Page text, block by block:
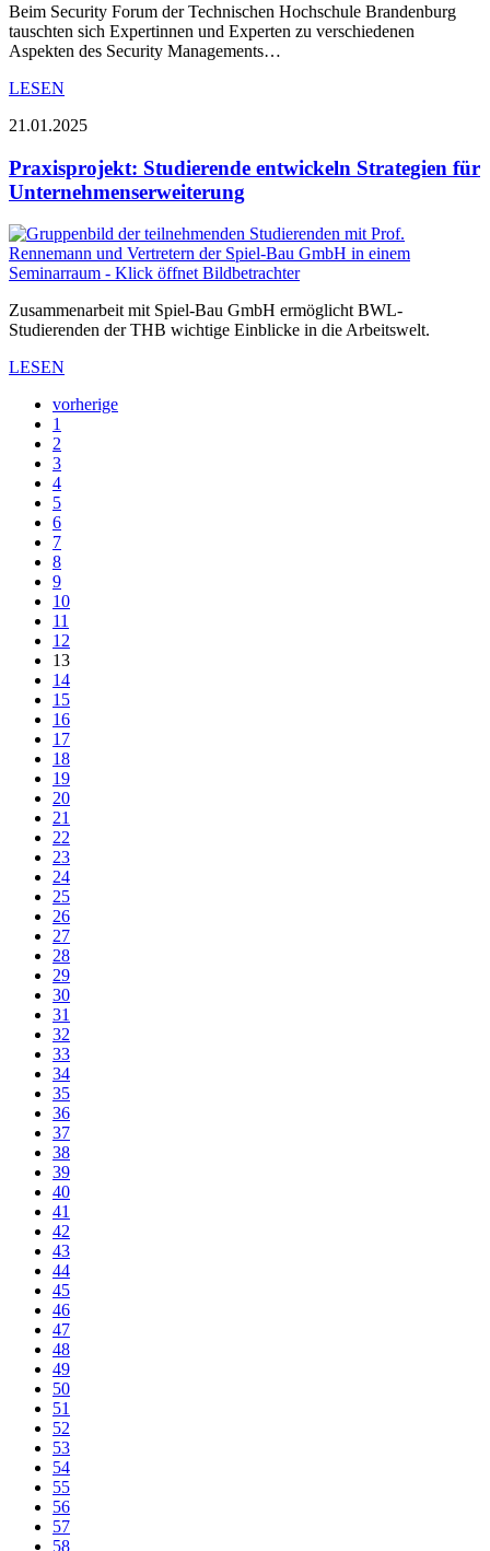
Beim Security Forum der Technischen Hochschule Brandenburg
tauschten sich Expertinnen und Experten zu verschiedenen
Aspekten des Security Managements…
LESEN
21.01.2025
Praxisprojekt: Studierende entwickeln Strategien für
Unternehmenserweiterung
Zusammenarbeit mit Spiel-Bau GmbH ermöglicht BWL-
Studierenden der THB wichtige Einblicke in die Arbeitswelt.
LESEN
vorherige
1
2
3
4
5
6
7
8
9
10
11
12
13
14
15
16
17
18
19
20
21
22
23
24
25
26
27
28
29
30
31
32
33
34
35
36
37
38
39
40
41
42
43
44
45
46
47
48
49
50
51
52
53
54
55
56
57
58